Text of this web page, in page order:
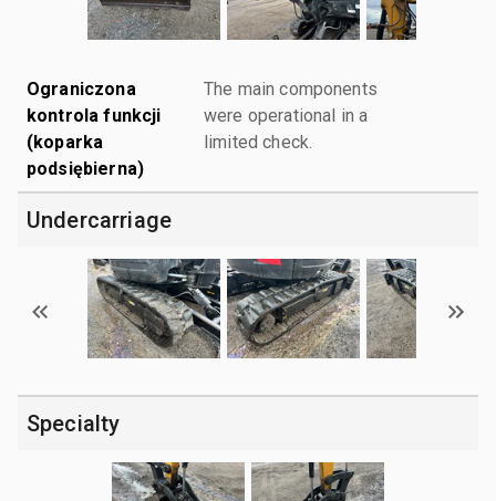
Ograniczona
kontrola funkcji
(koparka
podsiębierna)
The main components
were operational in a
limited check.
Undercarriage
Specialty